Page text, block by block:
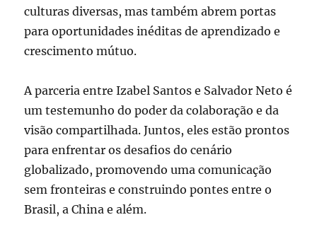
culturas diversas, mas também abrem portas
para oportunidades inéditas de aprendizado e
crescimento mútuo.
A parceria entre Izabel Santos e Salvador Neto é
um testemunho do poder da colaboração e da
visão compartilhada. Juntos, eles estão prontos
para enfrentar os desafios do cenário
globalizado, promovendo uma comunicação
sem fronteiras e construindo pontes entre o
Brasil, a China e além.